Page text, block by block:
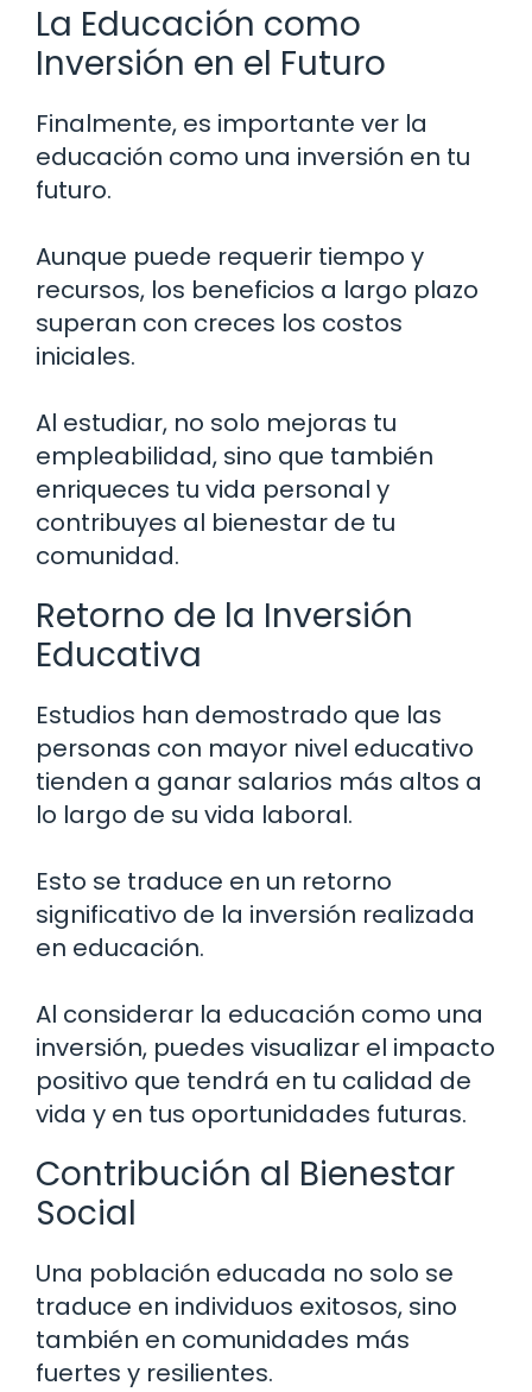
La Educación como
Inversión en el Futuro
Finalmente, es importante ver la
educación como una inversión en tu
futuro.
Aunque puede requerir tiempo y
recursos, los beneficios a largo plazo
superan con creces los costos
iniciales.
Al estudiar, no solo mejoras tu
empleabilidad, sino que también
enriqueces tu vida personal y
contribuyes al bienestar de tu
comunidad.
Retorno de la Inversión
Educativa
Estudios han demostrado que las
personas con mayor nivel educativo
tienden a ganar salarios más altos a
lo largo de su vida laboral.
Esto se traduce en un retorno
significativo de la inversión realizada
en educación.
Al considerar la educación como una
inversión, puedes visualizar el impacto
positivo que tendrá en tu calidad de
vida y en tus oportunidades futuras.
Contribución al Bienestar
Social
Una población educada no solo se
traduce en individuos exitosos, sino
también en comunidades más
fuertes y resilientes.